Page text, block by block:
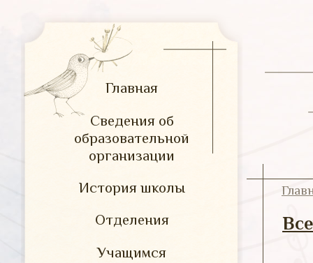
Главная
Сведения об
образовательной
организации
История школы
Отделения
Учащимся